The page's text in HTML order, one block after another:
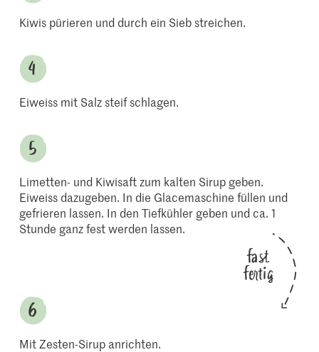
Kiwis pürieren und durch ein Sieb streichen.
Eiweiss mit Salz steif schlagen.
Limetten- und Kiwisaft zum kalten Sirup geben.
Eiweiss dazugeben. In die Glacemaschine füllen und
gefrieren lassen. In den Tiefkühler geben und ca. 1
Stunde ganz fest werden lassen.
fast
fertig
Mit Zesten-Sirup anrichten.